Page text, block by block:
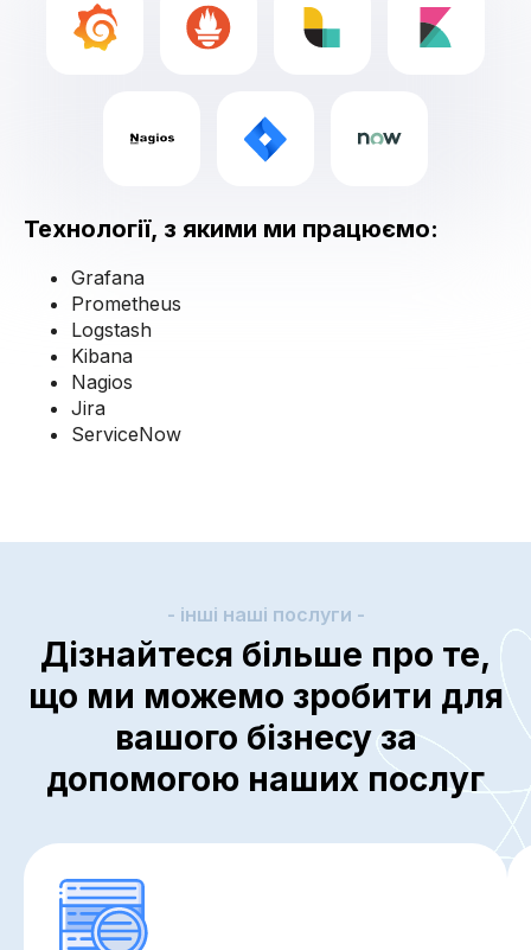
Технології, з якими ми працюємо:
Grafana
Prometheus
Logstash
Kibana
Nagios
Jira
ServiceNow
- інші наші послуги -
Дізнайтеся більше про те,
що ми можемо зробити для
вашого бізнесу за
допомогою наших послуг